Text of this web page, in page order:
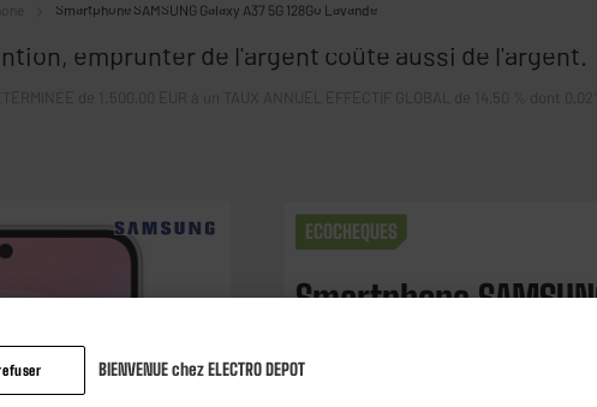
Smartphone SAMSUNG Galaxy A37 5G 128Go Lavande
emprunter de l'argent coûte aussi de l'argent.
de 1.500,00 EUR à un TAUX ANNUEL EFFECTIF GLOBAL de 14,50 % dont
ECOCHEQUES
Smartphone
BIENVENUE chez ELECTRO DEPOT